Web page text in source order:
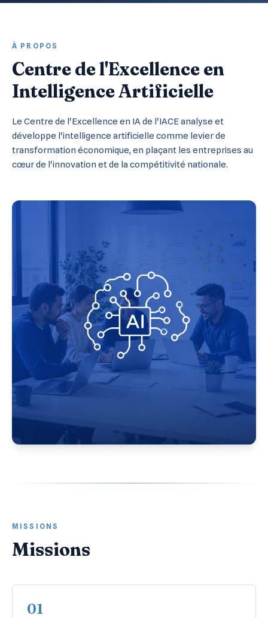
À PROPOS
Centre de l'Excellence en
Intelligence Artificielle
Le Centre de l'Excellence en IA de l'IACE analyse et
développe l'intelligence artificielle comme levier de
transformation économique, en plaçant les entreprises au
cœur de l'innovation et de la compétitivité nationale.
MISSIONS
Missions
01